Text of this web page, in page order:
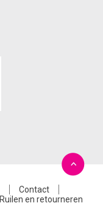
Contact
Ruilen en retourneren